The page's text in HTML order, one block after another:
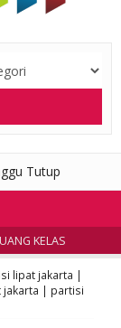
Tutup
KELAS
lipat jakarta |
jakarta | partisi